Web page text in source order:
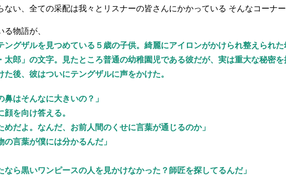
ない、全ての采配は我々とリスナーの皆さんにかかっている そんなコーナー
る物語が、
ングザルを見つめている５歳の子供。綺麗にアイロンがかけられ整えられ
太郎」の文字。見たところ普通の幼稚園児である彼だが、実は重大な秘密
後、彼はついにテングザルに声をかけた。
鼻はそんなに大きいの？」
を向け答える。
めだよ。なんだ、お前人間のくせに言葉が通じるのか」
の言葉が僕には分かるんだ」
なら黒いワンピースの人を見かけなかった？師匠を探してるんだ」